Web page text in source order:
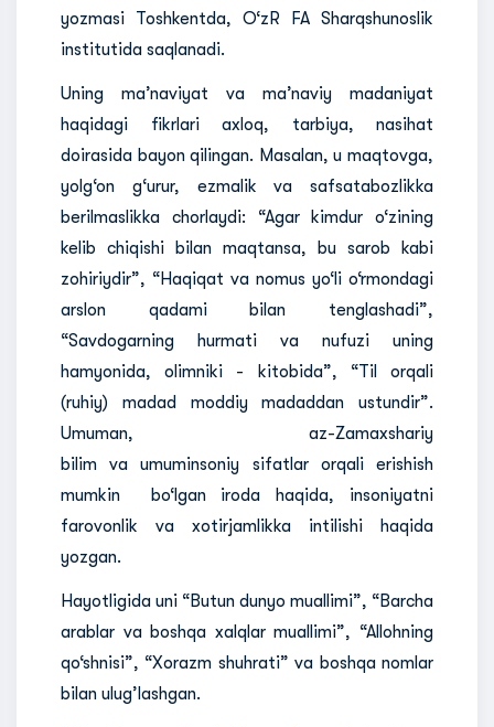
yozmasi Toshkentda, O‘zR FA Sharqshunoslik
institutida saqlanadi.
Uning ma’naviyat va ma’naviy madaniyat
haqidagi fikrlari axloq, tarbiya, nasihat
doirasida bayon qilingan. Masalan, u maqtovga,
yolg‘on g‘urur, ezmalik va safsatabozlikka
berilmaslikka chorlaydi: “Agar kimdur o‘zining
kelib chiqishi bilan maqtansa, bu sarob kabi
zohiriydir”, “Haqiqat va nomus yo‘li o‘rmondagi
arslon qadami bilan tenglashadi”,
“Savdogarning hurmati va nufuzi uning
hamyonida, olimniki - kitobida”, “Til orqali
(ruhiy) madad moddiy madaddan ustundir”.
Umuman, az-Zamaxshariy
bilim va umuminsoniy sifatlar orqali erishish
mumkin bo‘lgan iroda haqida, insoniyatni
farovonlik va xotirjamlikka intilishi haqida
yozgan.
Hayotligida uni “Butun dunyo muallimi”, “Barcha
arablar va boshqa xalqlar muallimi”, “Allohning
qo‘shnisi”, “Xorazm shuhrati” va boshqa nomlar
bilan ulug’lashgan.